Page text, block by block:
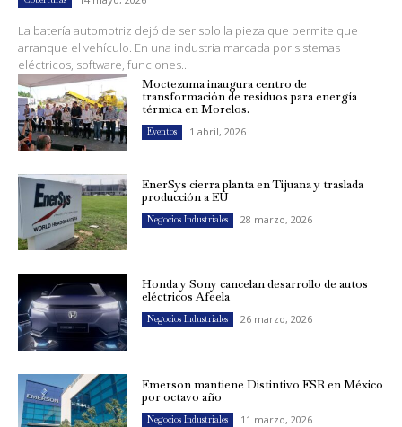
La batería automotriz dejó de ser solo la pieza que permite que
arranque el vehículo. En una industria marcada por sistemas
eléctricos, software, funciones...
Moctezuma inaugura centro de
transformación de residuos para energía
térmica en Morelos.
Eventos 1 abril, 2026
EnerSys cierra planta en Tijuana y traslada
producción a EU
Negocios Industriales 28 marzo, 2026
Honda y Sony cancelan desarrollo de autos
eléctricos Afeela
Negocios Industriales 26 marzo, 2026
Emerson mantiene Distintivo ESR en México
por octavo año
Negocios Industriales 11 marzo, 2026